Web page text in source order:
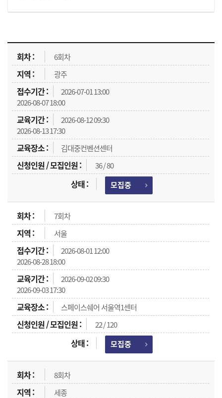
교육신청 목록을 나타낸 표로 회차, 지역, 접수기간, 교육기간, 교육장소, 신청인원/모집인원, 상태로 나뉘어 설명합니다.
6회차
광주
2026-07-01 13:00
2026-08-07 18:00
2026-08-12 09:30
2026-08-13 17:30
김대중컨벤션센터
36 / 80
모집중
7회차
서울
2026-08-01 12:00
2026-08-28 18:00
2026-09-02 09:30
2026-09-03 17:30
스페이스쉐어 서울역1센터
22 / 120
모집중
8회차
세종